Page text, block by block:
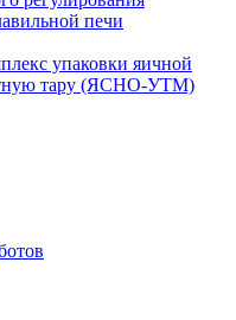
печи
упаковки яичной
тару (ЯСНО-УТМ)